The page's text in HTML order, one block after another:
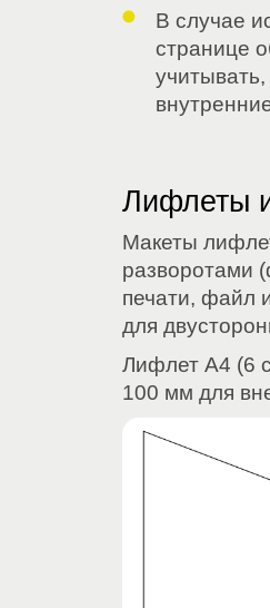
В случае
странице
Лифлеты
Макеты
разворотами
печати, файл
для
Лифлет А4 (6
100 мм для